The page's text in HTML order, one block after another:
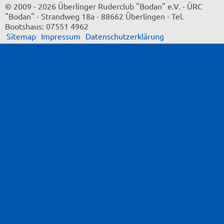
© 2009 - 2026 Überlinger Ruderclub "Bodan" e.V. - ÜRC
"Bodan" - Strandweg 18a - 88662 Überlingen - Tel.
Bootshaus: 07551 4962
Sitemap Impressum Datenschutzerklärung